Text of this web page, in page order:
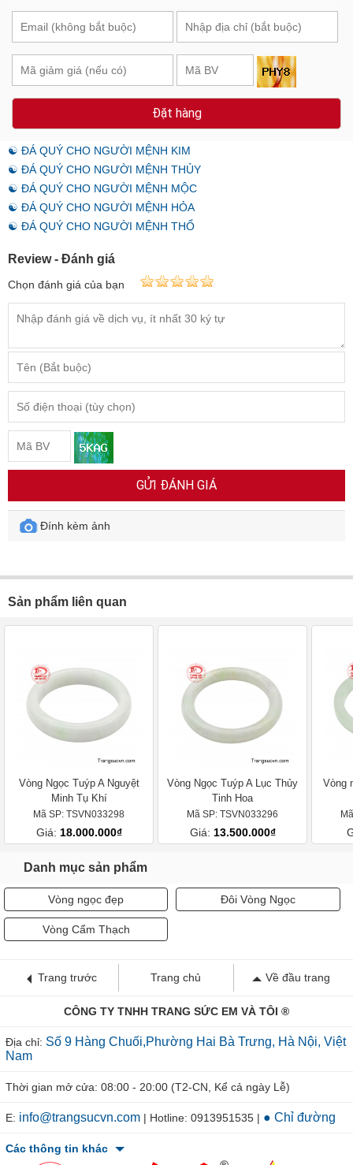
Đặt hàng
☯ ĐÁ QUÝ CHO NGƯỜI MỆNH KIM
☯ ĐÁ QUÝ CHO NGƯỜI MỆNH THỦY
☯ ĐÁ QUÝ CHO NGƯỜI MỆNH MỘC
☯ ĐÁ QUÝ CHO NGƯỜI MỆNH HỎA
☯ ĐÁ QUÝ CHO NGƯỜI MỆNH THỔ
Review - Đánh giá
Chọn đánh giá của bạn
GỬI ĐÁNH GIÁ
Đính kèm ảnh
Sản phẩm liên quan
Vòng Ngọc Tuýp A Nguyệt
Minh Tụ Khí
Mã SP: TSVN033298
Giá: 18.000.000₫
Vòng Ngọc Tuýp A Lục Thủy
Tinh Hoa
Mã SP: TSVN033296
Giá: 13.500.000₫
Vòng
Danh mục sản phẩm
Vòng ngọc đẹp Đôi Vòng Ngọc
Vòng Cẩm Thạch
Trang trước Trang chủ Về đầu trang
CÔNG TY TNHH TRANG SỨC EM VÀ TÔI ®
Địa chỉ: Số 9 Hàng Chuối,Phường Hai Bà Trưng, Hà Nội, Việt
Nam
Thời gian mở cửa: 08:00 - 20:00 (T2-CN, Kể cả ngày Lễ)
E: info@trangsucvn.com | Hotline: 0913951535 | ● Chỉ đường
Các thông tin khác